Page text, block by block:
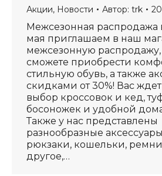
Акции, Новости Автор: trk
Межсезонная распродажа
мая приглашаем в наш
межсезонную распродажу,
сможете приобрести
стильную обувь, а также
скидками от 30%! Вас
выбор кроссовок и кед,
босоножек и удобной
Также у нас представлены
разнообразные
рюкзаки, кошельки,
другое,…